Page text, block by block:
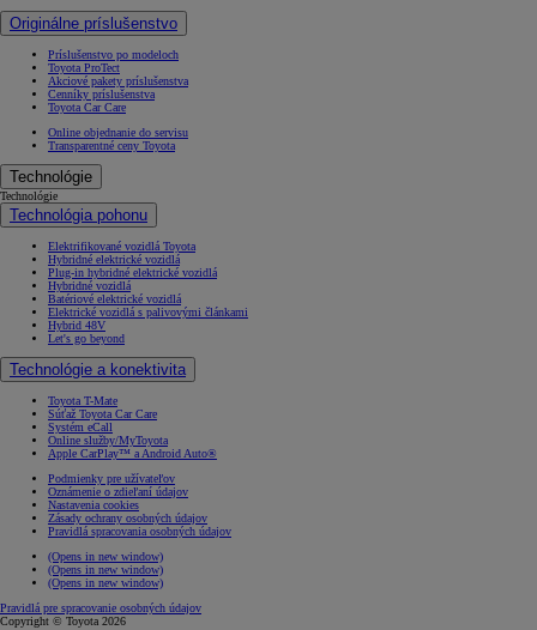
Originálne príslušenstvo
Príslušenstvo po modeloch
Toyota ProTect
Akciové pakety príslušenstva
Cenníky príslušenstva
Toyota Car Care
Online objednanie do servisu
Transparentné ceny Toyota
Technológie
Technológie
Technológia pohonu
Elektrifikované vozidlá Toyota
Hybridné elektrické vozidlá
Plug-in hybridné elektrické vozidlá
Hybridné vozidlá
Batériové elektrické vozidlá
Elektrické vozidlá s palivovými článkami
Hybrid 48V
Let's go beyond
Technológie a konektivita
Toyota T-Mate
Súťaž Toyota Car Care
Systém eCall
Online služby/MyToyota
Apple CarPlay™ a Android Auto®
Podmienky pre užívateľov
Oznámenie o zdieľaní údajov
Nastavenia cookies
Zásady ochrany osobných údajov
Pravidlá spracovania osobných údajov
(Opens in new window)
(Opens in new window)
(Opens in new window)
Pravidlá pre spracovanie osobných údajov
Copyright © Toyota 2026